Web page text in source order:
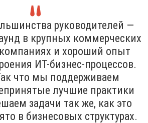
руководителей —
в крупных коммерческих
и хороший опыт
ИТ-бизнес-процессов.
что мы поддерживаем
лучшие практики
задачи так же, как это
в бизнесовых структурах.